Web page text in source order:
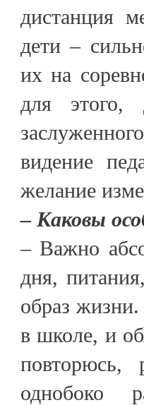
дистанция
дети –
их на
для этого,
видение
желание
– Каковы
– Важно
дня,
образ
в школе, и
повторюсь,
однобоко